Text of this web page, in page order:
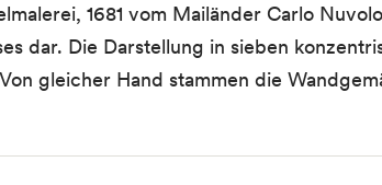
1681 vom Mailänder Carlo
dar. Die Darstellung in sieben
gleicher Hand stammen die